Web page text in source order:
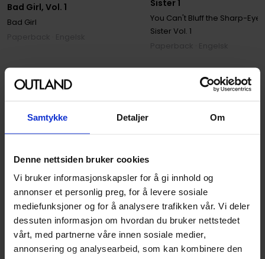
Samtykke Detaljer Om
Denne nettsiden bruker cookies
Vi bruker informasjonskapsler for å gi innhold og
annonser et personlig preg, for å levere sosiale
mediefunksjoner og for å analysere trafikken vår. Vi deler
dessuten informasjon om hvordan du bruker nettstedet
vårt, med partnerne våre innen sosiale medier,
annonsering og analysearbeid, som kan kombinere den
Bad Girl, Vol. 1
Bad Girl
Sister 1
You Can't Bluff the Sharp-
Sister Vol. 1
Flere manga-anbefalinger Se all manga
Skap din D&D
karakter
Sommerens beste
tegneserier og
manga!